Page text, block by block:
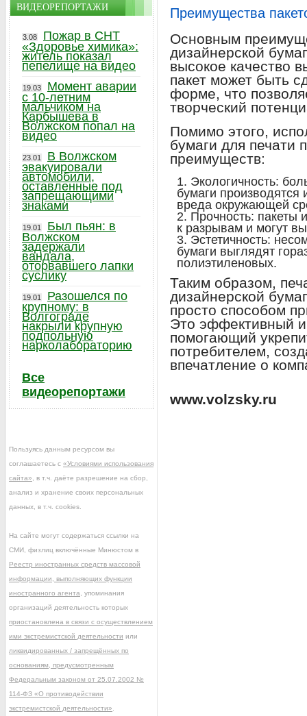
Преимущества
Основным
дизайнерской
высокое качество
пакет может быть
форме, что
творческий
Помимо этого,
бумаги для печати
преимуществ:
Экологичность:
бумаги производятся
вреда окружающей
Прочность: пакеты
к разрывам и могут
Эстетичность:
бумаги выглядят
полиэтиленовых.
Таким образом,
дизайнерской
просто способом
Это эффективный
помогающий
потребителем,
впечатление о
www.volzsky.ru
ВИДЕОРЕПОРТАЖИ
3.08
Пожар в СНТ
«Здоровье химика»:
житель показал
пепелище на видео
19.03
Момент аварии
с 10-летним
мальчиком на
Карбышева в
Волжском попал на
видео
23.01
В Волжском
эвакуировали
автомобили,
оставленные под
запрещающими
знаками
19.01
Был пьян: в
Волжском
задержали
вандала,
оторвавшего лапки
суслику
19.01
Разошелся по
крупному: в
Волгограде
накрыли крупную
подпольную
нарколабораторию
Все
видеорепортажи
Пользуясь данным ресурсом вы
соглашаетесь с «Условиями использования
сайта» , в т.ч. даёте разрешение на сбор,
анализ и хранение своих персональных
данных, в т.ч. cookies.
На сайте могут содержаться ссылки на
СМИ, физлиц включённые Минюстом в
Реестр иностранных средств массовой
информации, выполняющих функции
иностранного агента , упоминания
организаций деятельность которых
приостановлена в связи с осуществлением
ими экстремистской деятельности или
ликвидированных / запрещённых по
основаниям, предусмотренным
Федеральным законом от 25.07.2002 №
114-ФЗ «О противодействии
экстремистской деятельности»